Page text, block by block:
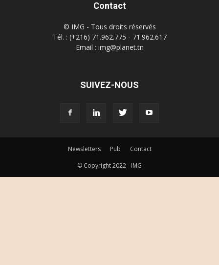
Contact
© IMG - Tous droits réservés
Tél. : (+216) 71.962.775 - 71.962.617
Email : img@planet.tn
SUIVEZ-NOUS
Newsletters Pub
Contact
© Copyright 2022 - IMG